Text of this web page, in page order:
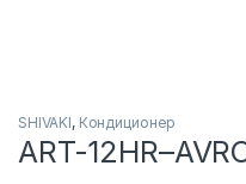
SHIVAKI, Кондиционер
ART-